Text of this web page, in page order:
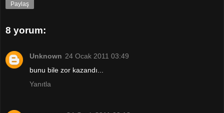
Paylaş
8 yorum:
Unknown 24 Ocak 2011 03:49
bunu bile zor kazandı...
Yanıtla